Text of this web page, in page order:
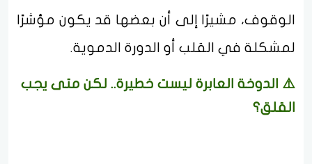
الوقوف، مشيرًا إلى أن بعضها قد يكون مؤشرًا
لمشكلة في القلب أو الدورة الدموية.
⚠️ الدوخة العابرة ليست خطيرة.. لكن متى يجب
القلق؟